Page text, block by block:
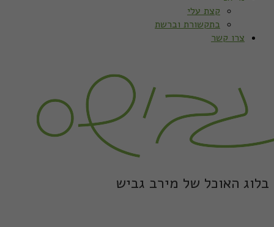
קצת עלי
בתקשורת וברשת
צרו קשר
בלוג האוכל של מירב גביש